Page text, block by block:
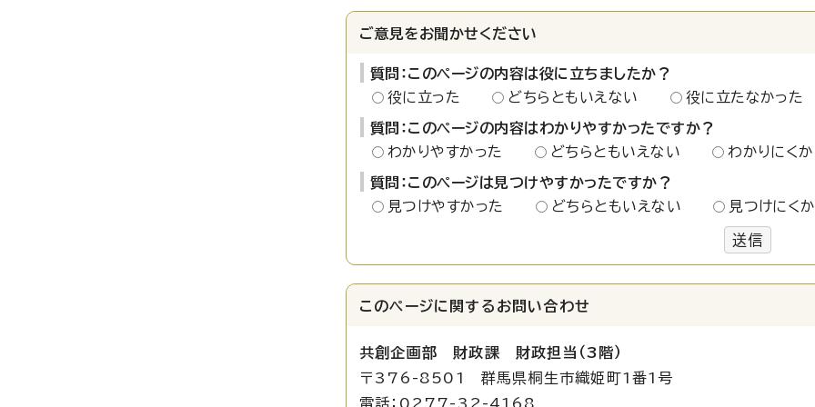
ご意見をお聞かせください
質問：このページの内容は役に立ちましたか？
役に立った
どちらともいえない 役に立たなかった
質問：このページの内容はわかりやすかったですか？
わかりやすかった
どちらともいえない わかりにくか
質問：このページは見つけやすかったですか？
見つけやすかった
どちらともいえない 見つけにく
送信
このページに関する お問い合わせ
共創企画部 財政課 財政担当（3階）
〒376-8501 群馬県桐生市織姫町1番1号
電話：0277-32-4168